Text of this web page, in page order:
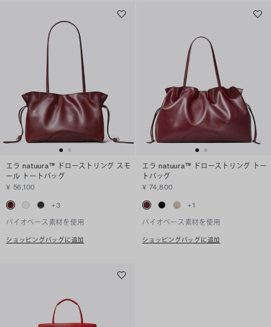
エラ natuura™ ドローストリング スモ
ール トートバッグ
¥ 56,100
+3
バイオベース素材を使用
ショッピングバッグに追加
エラ natuura™ ドローストリング トー
トバッグ
¥ 74,800
+1
バイオベース素材を使用
ショッピングバッグに追加